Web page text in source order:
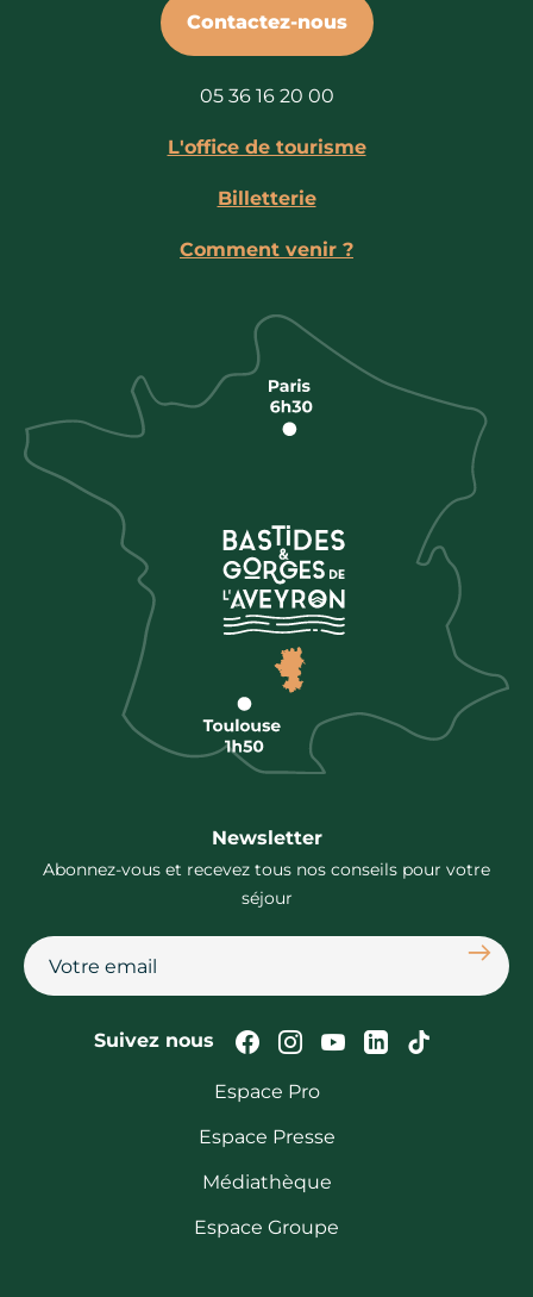
Contactez-nous
05 36 16 20 00
L'office de tourisme
Billetterie
Comment venir ?
Newsletter
Abonnez-vous et recevez tous nos conseils pour votre
séjour
Suivez nous Suivez-nous sur
Suivez-nous sur
Suivez-nous
Suivez-Suivez-
Espace Pro
Espace Presse
Médiathèque
Espace Groupe